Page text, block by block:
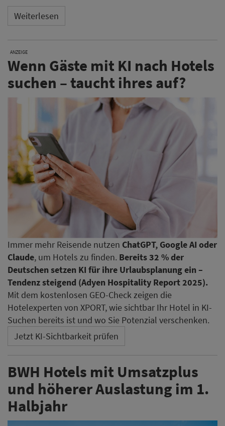
Weiterlesen
ANZEIGE
Wenn Gäste mit KI nach Hotels
suchen – taucht ihres auf?
Immer mehr Reisende nutzen ChatGPT, Google AI oder
Claude, um Hotels zu finden. Bereits 32 % der
Deutschen setzen KI für ihre Urlaubsplanung ein –
Tendenz steigend (Adyen Hospitality Report 2025).
Mit dem kostenlosen GEO-Check zeigen die
Hotelexperten von XPORT, wie sichtbar Ihr Hotel in KI-
Suchen bereits ist und wo Sie Potenzial verschenken.
Jetzt KI-Sichtbarkeit prüfen
BWH Hotels mit Umsatzplus
und höherer Auslastung im 1.
Halbjahr